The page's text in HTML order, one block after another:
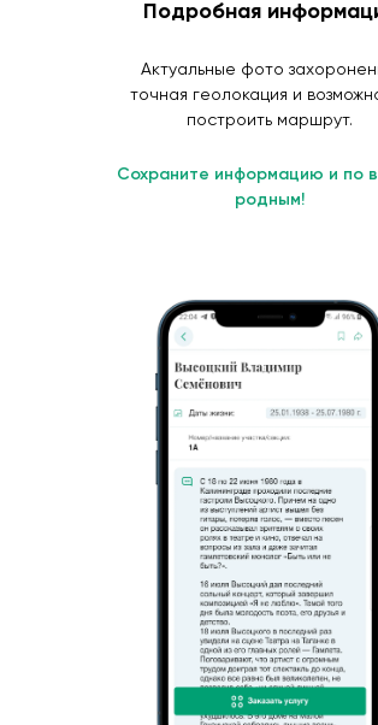
Подробная
Актуальные фото
точная геолокация и
построить маршрут.
Сохраните информацию и по
родным!